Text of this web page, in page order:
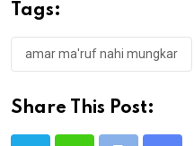
Tags:
amar ma'ruf nahi mungkar
Share This Post: